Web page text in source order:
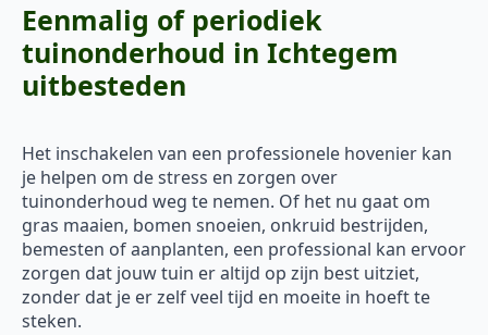
Eenmalig of periodiek
tuinonderhoud in Ichtegem
uitbesteden
Het inschakelen van een professionele hovenier kan
je helpen om de stress en zorgen over
tuinonderhoud weg te nemen. Of het nu gaat om
gras maaien, bomen snoeien, onkruid bestrijden,
bemesten of aanplanten, een professional kan ervoor
zorgen dat jouw tuin er altijd op zijn best uitziet,
zonder dat je er zelf veel tijd en moeite in hoeft te
steken.